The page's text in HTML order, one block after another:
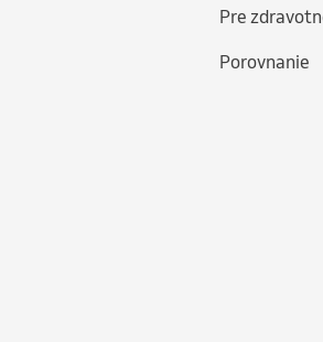
Pre
Porovnanie